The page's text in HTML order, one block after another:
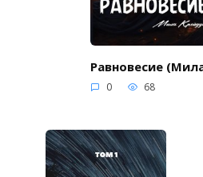
Равновесие
0 68